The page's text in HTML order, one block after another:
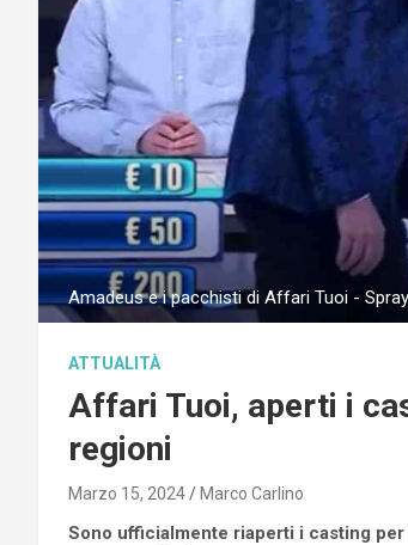
Amadeus e i pacchisti di Affari Tuoi -
ATTUALITÀ
Affari Tuoi, aperti i
regioni
Marzo 15, 2024 Marco Carlino
Sono ufficialmente riaperti i casting